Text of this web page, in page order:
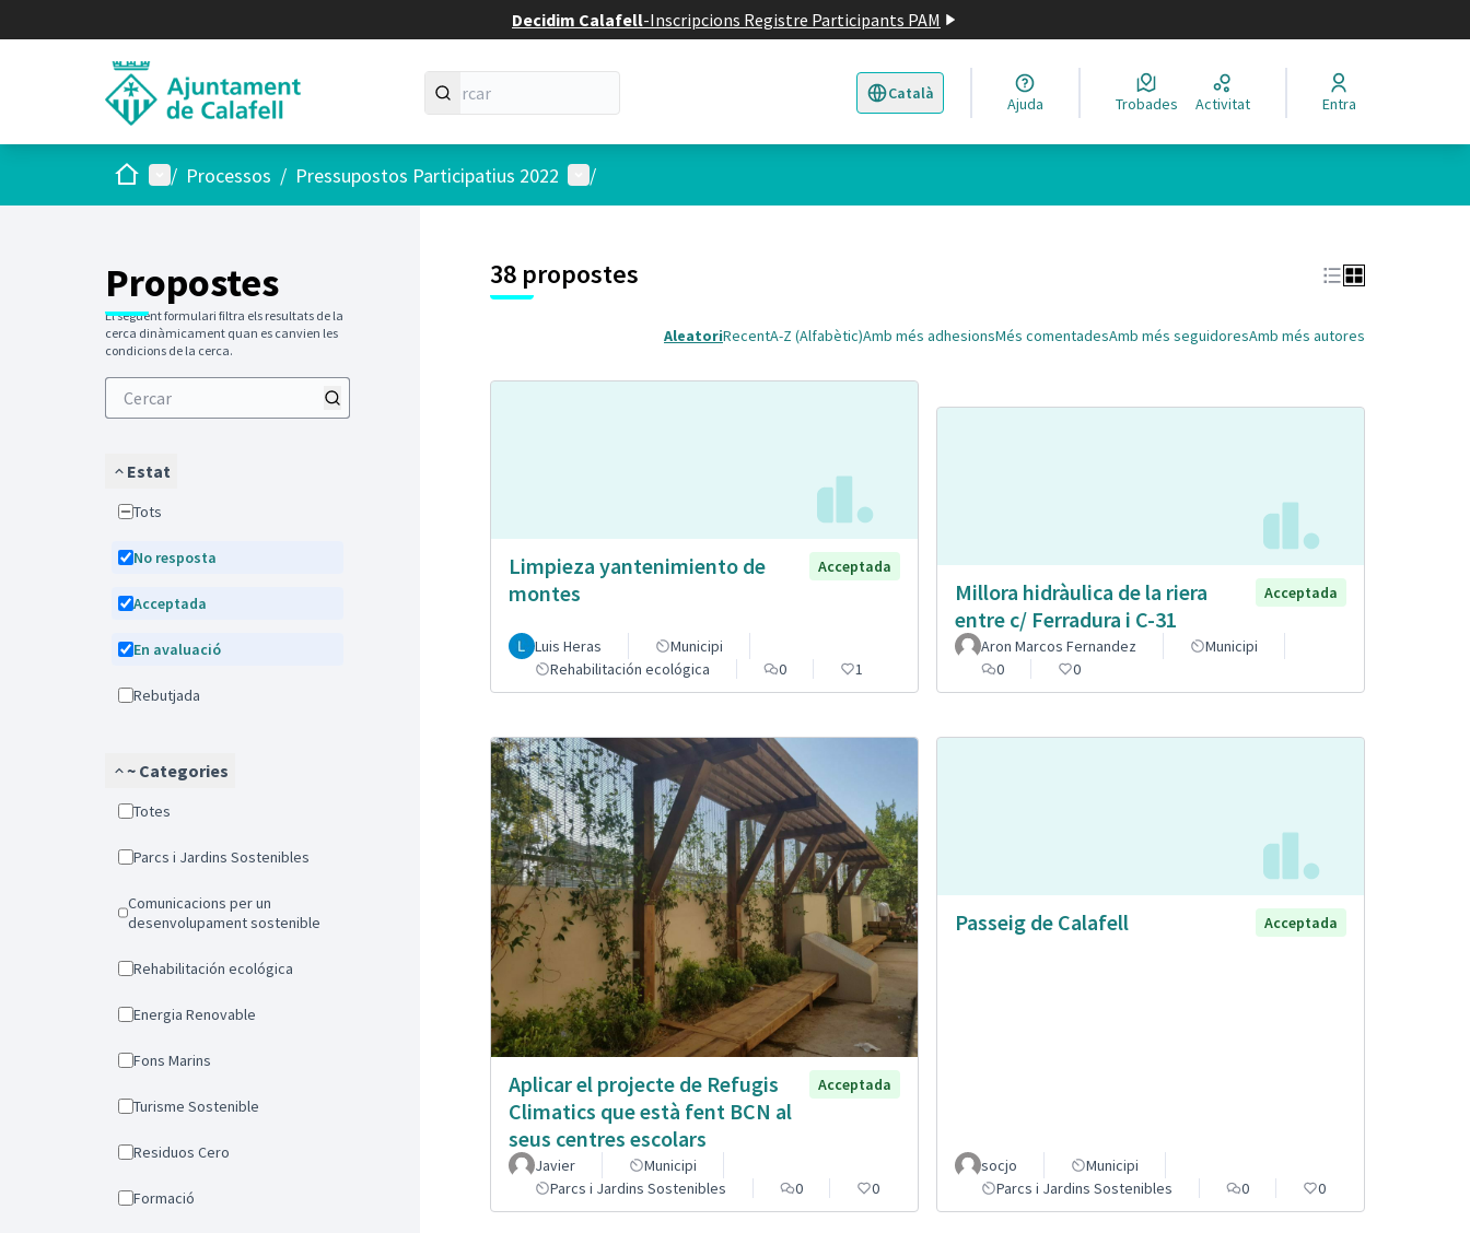
Decidim Calafell-Inscripcions Registre Participants PAM
Català
Triar la llengua Elegir el idioma
Ajuda Trobades Activitat Entra
Inici Menú principal
/ Processos / Pressupostos Participatius 2022 Menú d'usuari
/
Propostes
El següent formulari filtra els resultats de la
cerca dinàmicament quan es canvien les
condicions de la cerca.
Estat
Tots
No resposta
Acceptada
En avaluació
Rebutjada
~ Categories
Totes
Parcs i Jardins Sostenibles
Comunicacions per un
desenvolupament sostenible
Rehabilitación ecológica
Energia Renovable
Fons Marins
Turisme Sostenible
Residuos Cero
Formació
38 propostes
AleatoriRecentA-Z (Alfabètic)Amb més adhesionsMés comentadesAmb més seguidoresAmb més autores
Limpieza yantenimiento de
montes
Acceptada
Luis Heras
Municipi
Rehabilitación ecológica
0 1
Millora hidràulica de la riera
entre c/ Ferradura i C-31
Acceptada
Aron Marcos Fernandez
Municipi
0
0
Aplicar el projecte de Refugis
Climatics que està fent BCN al
seus centres escolars
Acceptada
Javier
Municipi
Parcs i Jardins Sostenibles
0 0
Passeig de Calafell Acceptada
socjo
Municipi
Parcs i Jardins Sostenibles
0 0